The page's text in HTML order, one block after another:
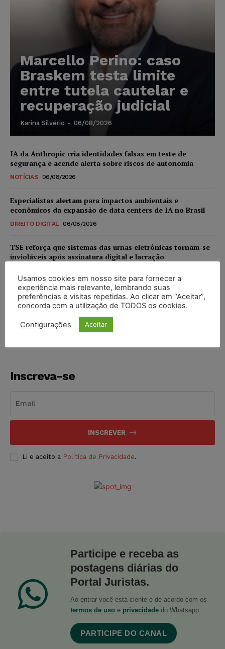
Marcello Perino: caso
Braskem testa limite
entre tutela cautelar e
recuperação judicial
Karina Silvério - 06/08/2026
IA da Anthropic cria identidades falsas em teste de
segurança e acende alerta sobre riscos de autonomia
NOTÍCIAS 06/08/2026
Especialistas alertam para impactos ambientais e
econômicos da expansão de data centers de IA no Brasil
DIREITO DIGITAL 06/08/2026
TSE reforça que sistemas das urnas eletrônicas tornam-se
invioláveis após assinatura digital e lacração
STF inicia julgamento sobre constitucionalidade da
proibição dos jogos de azar no Brasil
Inscreva-se
INSCREVER
Li e aceito a Política de Privacidade.
Participe e receba as
postagens diárias do
Portal Juristas.
Ao entrar você está ciente e de acordo com os
termos de uso e privacidade do Whatsapp.
PARTICIPE DO CANAL
Usamos cookies em nosso site para fornecer a
experiência mais relevante, lembrando suas
preferências e visitas repetidas. Ao clicar em “Aceitar”,
concorda com a utilização de TODOS os cookies.
Configurações Aceitar